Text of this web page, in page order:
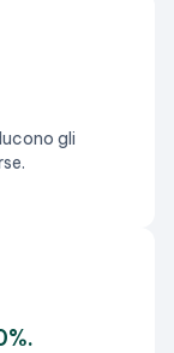
gli